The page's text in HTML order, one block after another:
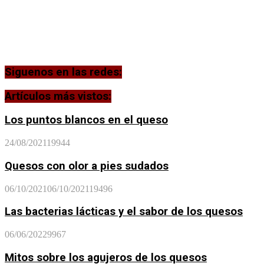
Siguenos en las redes:
Artículos más vistos:
Los puntos blancos en el queso
24/08/202119944
Quesos con olor a pies sudados
06/10/202106/10/202119496
Las bacterias lácticas y el sabor de los quesos
06/06/20229967
Mitos sobre los agujeros de los quesos